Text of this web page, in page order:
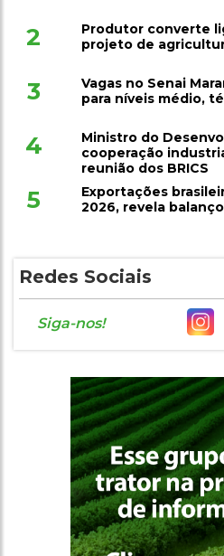
2
Produtor converte
projeto de
3
Vagas no Senai
para níveis médio,
4
Ministro do
cooperação
reunião dos BRICS
5
Exportações
2026, revela
Redes Sociais
Siga-nos!